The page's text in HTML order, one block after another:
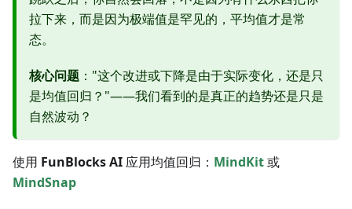
拉下来，而是因为极端值是罕见的，平均值才是常
态。
核心问题 ："这个改进或下降是由于实际变化，还是只
是均值回归？"——我们看到的是真正的趋势还是只是
自然波动？
使用 FunBlocks AI 应用均值回归： MindKit或
MindSnap